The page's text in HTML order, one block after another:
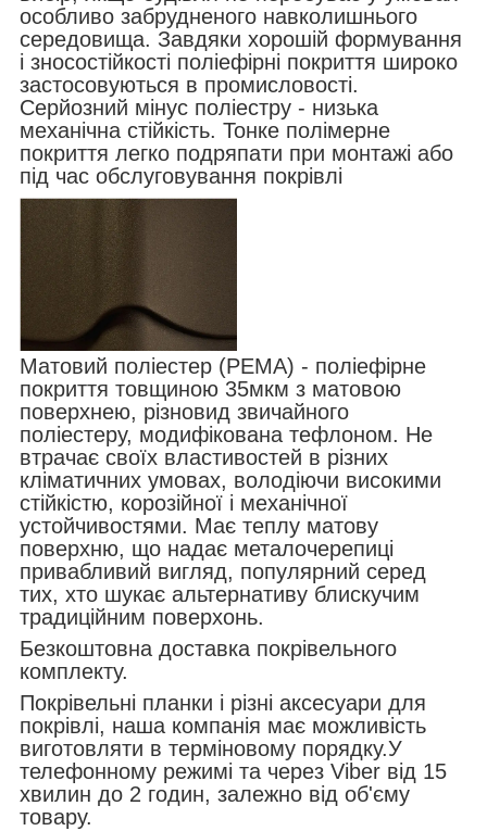
особливо забрудненого навколишнього
середовища. Завдяки хорошій формування
і зносостійкості поліефірні покриття широко
застосовуються в промисловості.
Серйозний мінус поліестру - низька
механічна стійкість. Тонке полімерне
покриття легко подряпати при монтажі або
під час обслуговування покрівлі
Матовий поліестер (РЕМА) - поліефірне
покриття товщиною 35мкм з матовою
поверхнею, різновид звичайного
поліестеру, модифікована тефлоном. Не
втрачає своїх властивостей в різних
кліматичних умовах, володіючи високими
стійкістю, корозійної і механічної
устойчивостями. Має теплу матову
поверхню, що надає металочерепиці
привабливий вигляд, популярний серед
тих, хто шукає альтернативу блискучим
традиційним поверхонь.
Безкоштовна доставка покрівельного
комплекту.
Покрівельні планки і різні аксесуари для
покрівлі, наша компанія має можливість
виготовляти в терміновому порядку.У
телефонному режимі та через Viber від 15
хвилин до 2 годин, залежно від об'єму
товару.